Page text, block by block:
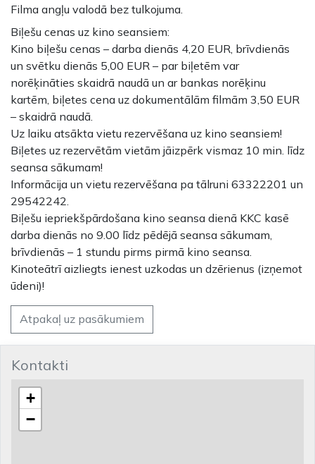
Filma angļu valodā bez tulkojuma.
Biļešu cenas uz kino seansiem:
Kino biļešu cenas – darba dienās 4,20 EUR, brīvdienās
un svētku dienās 5,00 EUR – par biļetēm var
norēķināties skaidrā naudā un ar bankas norēķinu
kartēm, biļetes cena uz dokumentālām filmām 3,50 EUR
– skaidrā naudā.
Uz laiku atsākta vietu rezervēšana uz kino seansiem!
Biļetes uz rezervētām vietām jāizpērk vismaz 10 min. līdz
seansa sākumam!
Informācija un vietu rezervēšana pa tālruni 63322201 un
29542242.
Biļešu iepriekšpārdošana kino seansa dienā KKC kasē
darba dienās no 9.00 līdz pēdējā seansa sākumam,
brīvdienās – 1 stundu pirms pirmā kino seansa.
Kinoteātrī aizliegts ienest uzkodas un dzērienus (izņemot
ūdeni)!
Atpakaļ uz pasākumiem
Kontakti
+
−